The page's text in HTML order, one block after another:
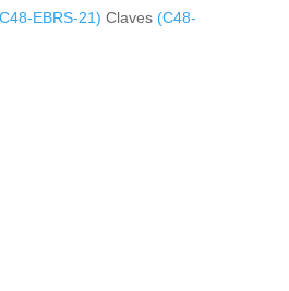
EBRS-21) Claves (C48-